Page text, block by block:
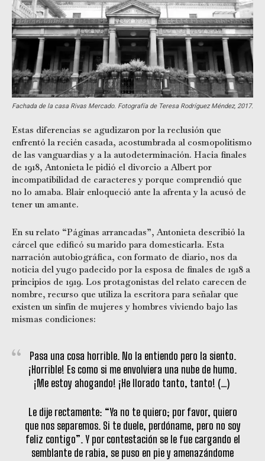
Fachada de la casa Rivas Mercado. Fotografía de Teresa Rodríguez Méndez, 2017.
Estas diferencias se agudizaron por la reclusión que
enfrentó la recién casada, acostumbrada al cosmopolitismo
de las vanguardias y a la autodeterminación. Hacia finales
de 1918, Antonieta le pidió el divorcio a Albert por
incompatibilidad de caracteres y porque comprendió que
no lo amaba. Blair enloqueció ante la afrenta y la acusó de
tener un amante.
En su relato “Páginas arrancadas”, Antonieta describió la
cárcel que edificó su marido para domesticarla. Esta
narración autobiográfica, con formato de diario, nos da
noticia del yugo padecido por la esposa de finales de 1918 a
principios de 1919. Los protagonistas del relato carecen de
nombre, recurso que utiliza la escritora para señalar que
existen un sinfín de mujeres y hombres viviendo bajo las
mismas condiciones:
Pasa una cosa horrible. No la entiendo pero la siento.
¡Horrible! Es como si me envolviera una nube de humo.
¡Me estoy ahogando! ¡He llorado tanto, tanto! (…)
Le dije rectamente: “Ya no te quiero; por favor, quiero
que nos separemos. Si te duele, perdóname, pero no soy
feliz contigo”. Y por contestación se le fue cargando el
semblante de rabia, se puso en pie y amenazándome